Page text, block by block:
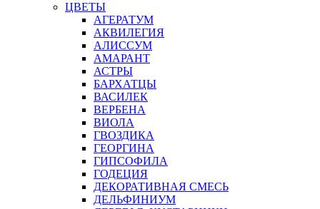
ЦВЕТЫ
АГЕРАТУМ
АКВИЛЕГИЯ
АЛИССУМ
АМАРАНТ
АСТРЫ
БАРХАТЦЫ
ВАСИЛЕК
ВЕРБЕНА
ВИОЛА
ГВОЗДИКА
ГЕОРГИНА
ГИПСОФИЛА
ГОДЕЦИЯ
ДЕКОРАТИВНАЯ СМЕСЬ
ДЕЛЬФИНИУМ